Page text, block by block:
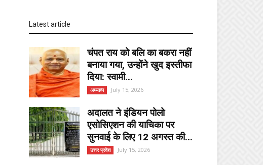
Latest article
चंपत राय को बलि का बकरा नहीं
बनाया गया, उन्होंने खुद इस्तीफा
दिया: स्वामी...
अध्यात्म July 15, 2026
अदालत ने इंडियन पोलो
एसोसिएशन की याचिका पर
सुनवाई के लिए 12 अगस्त की...
उत्तर प्रदेश July 15, 2026